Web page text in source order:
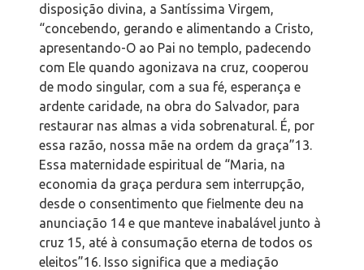
disposição divina, a Santíssima Virgem,
“concebendo, gerando e alimentando a Cristo,
apresentando-O ao Pai no templo, padecendo
com Ele quando agonizava na cruz, cooperou
de modo singular, com a sua fé, esperança e
ardente caridade, na obra do Salvador, para
restaurar nas almas a vida sobrenatural. É, por
essa razão, nossa mãe na ordem da graça”13.
Essa maternidade espiritual de “Maria, na
economia da graça perdura sem interrupção,
desde o consentimento que fielmente deu na
anunciação 14 e que manteve inabalável junto à
cruz 15, até à consumação eterna de todos os
eleitos”16. Isso significa que a mediação